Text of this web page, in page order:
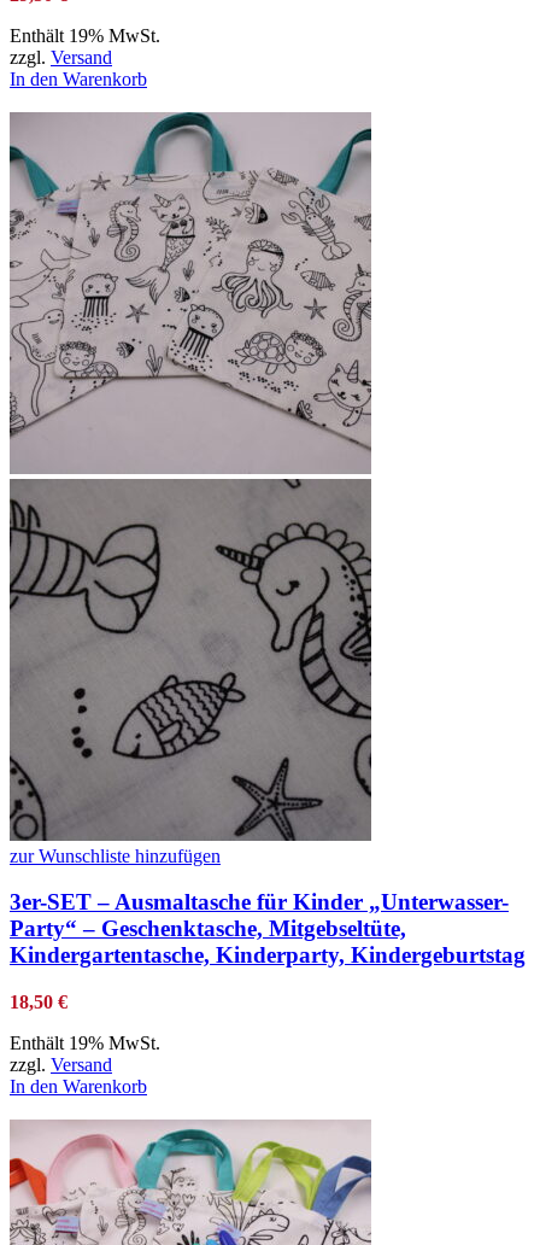
Enthält 19% MwSt.
zzgl. Versand
In den Warenkorb
zur Wunschliste hinzufügen
3er-SET – Ausmaltasche für Kinder „Unterwasser-
Party“ – Geschenktasche, Mitgebseltüte,
Kindergartentasche, Kinderparty, Kindergeburtstag
18,50 €
Enthält 19% MwSt.
zzgl. Versand
In den Warenkorb